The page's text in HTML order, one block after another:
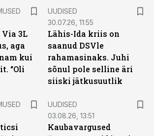
3L
aga
kui
“Oli
UUDISED
30.07.26, 11:55
Lähis-Ida kriis on
saanud DSVle
rahamasinaks. Juhi
sõnul pole selline äri
siiski jätkusuutlik
UUDISED
03.08.26, 13:51
Kaubavargused